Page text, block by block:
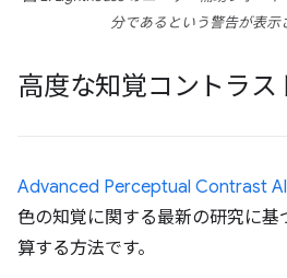
分であるという警告が表示
高度な知覚コントラス
Advanced Perceptual Contrast
色の知覚に関する最新の研究に
算する方法です。